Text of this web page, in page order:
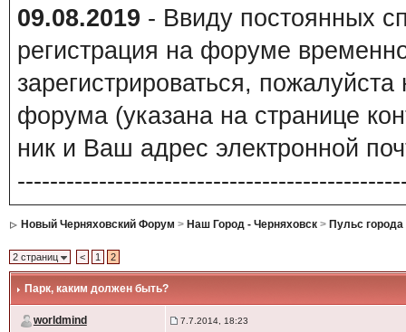
09.08.2019 - Ввиду постоянных
регистрация на форуме
зарегистрироваться,
форума (указана на странице
ник и Ваш адрес электронной
Новый Черняховский Форум > Наш Город - Черняховск> Пульс города
2 страниц < 1 2
Парк, каким должен быть?
worldmind 7.7.2014, 18:23